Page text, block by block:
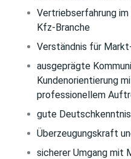
Vertriebserfahrung
Kfz-Branche
Verständnis für
ausgeprägte
Kundenorientierung
professionellem
gute
Überzeugungskraft
sicherer Umgang mit